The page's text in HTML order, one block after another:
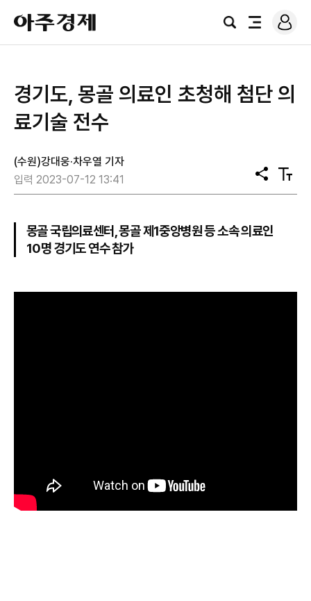
아
주
경
검
전
로
그
경기도, 몽골 의료인 초청해 첨단 의
료기술 전수
(수원)강대웅·차우열 기자
입력 2023-07-12 13:41
공
유
텍
스
몽골 국립의료센터, 몽골 제1중앙병원 등 소속 의료인
10명 경기도 연수 참가